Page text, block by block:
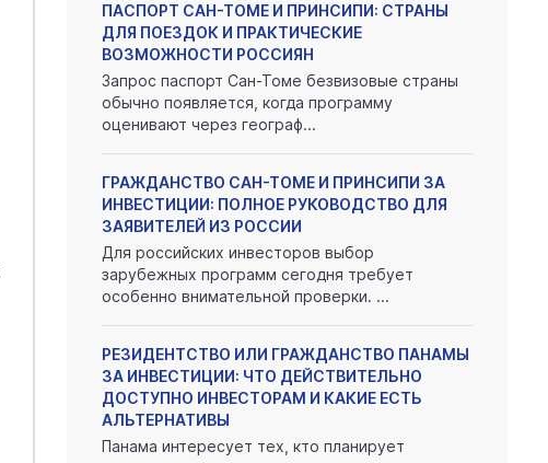
ПАСПОРТ САН-ТОМЕ И ПРИНСИПИ: СТРАНЫ
ДЛЯ ПОЕЗДОК И ПРАКТИЧЕСКИЕ
ВОЗМОЖНОСТИ РОССИЯН
Запрос паспорт Сан-Томе безвизовые страны
обычно появляется, когда программу
оценивают через географ...
ГРАЖДАНСТВО САН-ТОМЕ И ПРИНСИПИ ЗА
ИНВЕСТИЦИИ: ПОЛНОЕ РУКОВОДСТВО ДЛЯ
ЗАЯВИТЕЛЕЙ ИЗ РОССИИ
Для российских инвесторов выбор
зарубежных программ сегодня требует
особенно внимательной проверки. ...
РЕЗИДЕНТСТВО ИЛИ ГРАЖДАНСТВО ПАНАМЫ
ЗА ИНВЕСТИЦИИ: ЧТО ДЕЙСТВИТЕЛЬНО
ДОСТУПНО ИНВЕСТОРАМ И КАКИЕ ЕСТЬ
АЛЬТЕРНАТИВЫ
Панама интересует тех, кто планирует